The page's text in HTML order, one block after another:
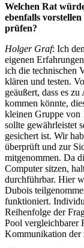
Welchen Rat
ebenfalls
prüfen?
Holger Graf: Ich
eigenen
ich die technischen
klären und testen.
geäußert, dass es
kommen könnte,
kleinen Gruppe von
sollte gewährleistet
gesichert ist. Wir
überprüft und zur
mitgenommen. Da
Computer sitzen,
durchführbar. Hier
Dubois
funktioniert.
Reihenfolge der
Pool vergleichbarer
Kommunikation der